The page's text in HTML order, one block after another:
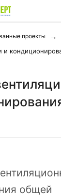
проекты
и
общей